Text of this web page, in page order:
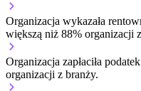
Organizacja wykazała
większą niż 88% organizacji
Organizacja zapłaciła
organizacji z branży.